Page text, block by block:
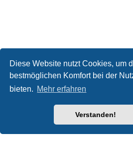
Diese Website nutzt Cookies, um
bestmöglichen Komfort bei der
bieten. Mehr erfahren
Verstanden!